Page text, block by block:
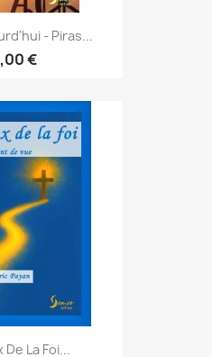
- Piras...
€
De La Foi...